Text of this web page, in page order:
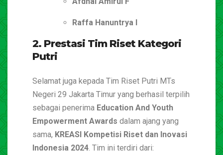
Raffa Hanuntrya I
2. Prestasi Tim Riset Kategori
Putri
Selamat juga kepada Tim Riset Putri MTs
Negeri 29 Jakarta Timur yang berhasil terpilih
sebagai penerima Education And Youth
Empowerment Awards dalam ajang yang
sama, KREASI Kompetisi Riset dan Inovasi
Indonesia 2024 . Tim ini terdiri dari: